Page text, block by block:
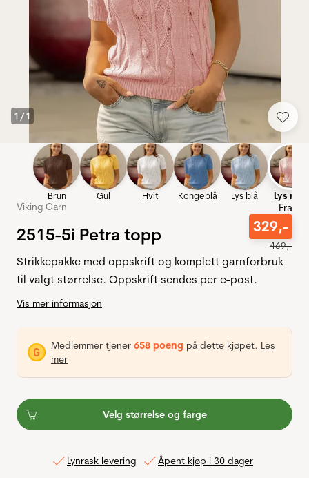
1 /1
Brun Gul Hvit Kongeblå Lys blå Lys rosa
Viking Garn
2515-5i Petra topp
Fra
329,-
469,-
Strikkepakke med oppskrift og komplett garnforbruk
til valgt størrelse. Oppskrift sendes per e-post.
Vis mer informasjon
Medlemmer tjener 658 poeng på dette kjøpet. Les
mer
Velg størrelse og farge
Lynrask levering Åpent kjøp i 30 dager